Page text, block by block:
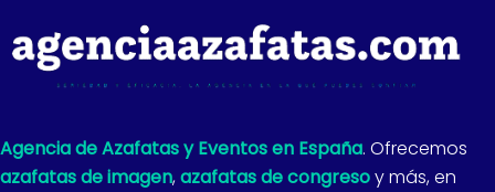
Agencia de Azafatas y Eventos en España. Ofrecemos
azafatas de imagen,azafatas de congresoy más, en